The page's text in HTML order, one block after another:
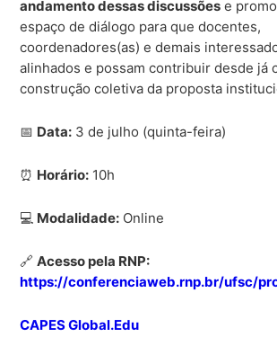
andamento dessas discussões e
espaço de diálogo para que docentes,
coordenadores(as) e demais
alinhados e possam contribuir desde já
construção coletiva da proposta
📅 Data: 3 de julho (quinta-feira)
⏰ Horário: 10h
💻 Modalidade: Online
🔗Acesso pela RNP:
https://conferenciaweb.rnp.br/ufsc/
CAPES Global.Edu